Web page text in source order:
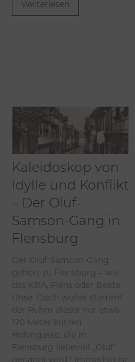
Weiterlesen
Kaleidoskop von
Idylle und Konflikt
– Der Oluf-
Samson-Gang in
Flensburg
Der Oluf-Samson-Gang
gehört zu Flensburg – wie
das KBA, Flens oder Beate
Uhse. Doch woher stammt
der Ruhm dieser nur etwa
120 Meter kurzen
Hafengasse, die in
Flensburg liebevoll „Oluf“